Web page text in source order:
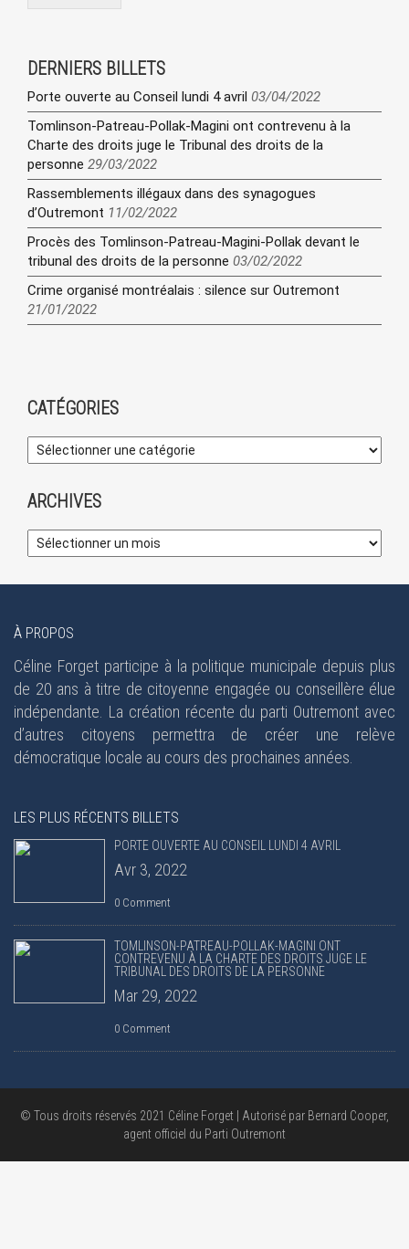
DERNIERS BILLETS
Porte ouverte au Conseil lundi 4 avril 03/04/2022
Tomlinson-Patreau-Pollak-Magini ont contrevenu à la
Charte des droits juge le Tribunal des droits de la
personne 29/03/2022
Rassemblements illégaux dans des synagogues
d’Outremont 11/02/2022
Procès des Tomlinson-Patreau-Magini-Pollak devant le
tribunal des droits de la personne 03/02/2022
Crime organisé montréalais : silence sur Outremont
21/01/2022
CATÉGORIES
ARCHIVES
À PROPOS
Céline Forget participe à la politique municipale depuis plus
de 20 ans à titre de citoyenne engagée ou conseillère élue
indépendante. La création récente du parti Outremont avec
d’autres citoyens permettra de créer une relève
démocratique locale au cours des prochaines années.
LES PLUS RÉCENTS BILLETS
PORTE OUVERTE AU CONSEIL LUNDI 4 AVRIL
Avr 3, 2022
0 Comment
TOMLINSON-PATREAU-POLLAK-MAGINI ONT
CONTREVENU À LA CHARTE DES DROITS JUGE LE
TRIBUNAL DES DROITS DE LA PERSONNE
Mar 29, 2022
0 Comment
© Tous droits réservés 2021 Céline Forget | Autorisé par Bernard Cooper,
agent officiel du Parti Outremont